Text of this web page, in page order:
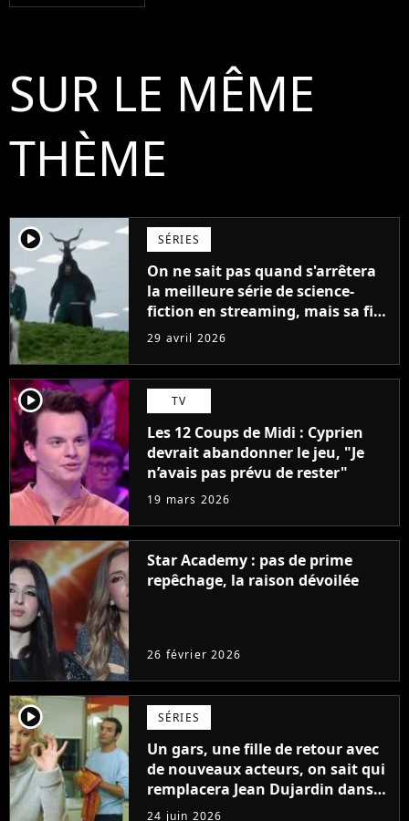
SUR LE MÊME
THÈME
player2 SÉRIES
On ne sait pas quand s'arrêtera
la meilleure série de science-
fiction en streaming, mais sa fin
est déjà connue et devrait
29 avril 2026
player2 TV
Les 12 Coups de Midi : Cyprien
devrait abandonner le jeu, "Je
n’avais pas prévu de rester"
19 mars 2026
Star Academy : pas de prime
repêchage, la raison dévoilée
26 février 2026
player2 SÉRIES
Un gars, une fille de retour avec
de nouveaux acteurs, on sait qui
remplacera Jean Dujardin dans
la nouvelle série
24 juin 2026